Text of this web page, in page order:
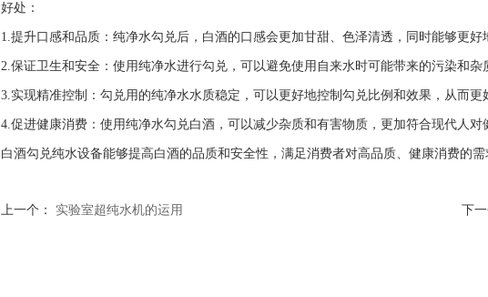
好处：
1.提升口感和品质：纯净水勾兑后，白酒的口感会更加甘甜、色泽清透，同时能够更好
2.保证卫生和安全：使用纯净水进行勾兑，可以避免使用自来水时可能带来的污染和杂
3.实现精准控制：勾兑用的纯净水水质稳定，可以更好地控制勾兑比例和效果，从而更
4.促进健康消费：使用纯净水勾兑白酒，可以减少杂质和有害物质，更加符合现代人对
白酒勾兑纯水设备能够提高白酒的品质和安全性，满足消费者对高品质、健康消费的需
上一个： 实验室超纯水机的运用 下一